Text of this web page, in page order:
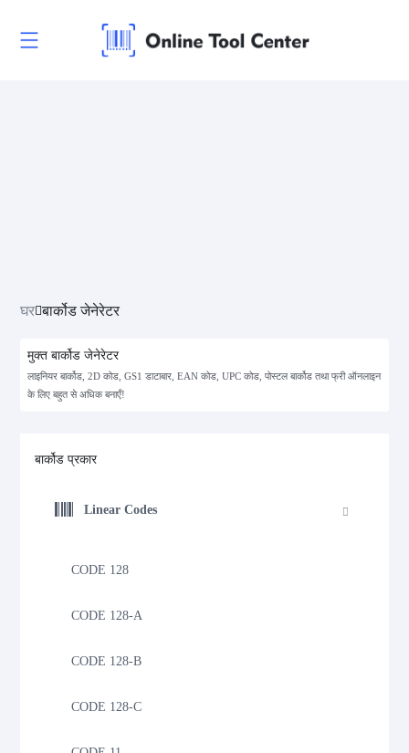
घर बार्कोड जेनेरेटर
मुक्त बार्कोड जेनेरेटर
लाइनियर बार्कोड, 2D कोड, GS1 डाटाबार, EAN कोड, UPC कोड, पोस्टल बार्कोड तथा फ्री ऑनलाइन
के लिए बहुत से अधिक बनाएँ!
बार्कोड प्रकार
Linear Codes
CODE 128
CODE 128-A
CODE 128-B
CODE 128-C